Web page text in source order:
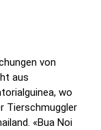
von
aus
wo
Tierschmuggler
«Bua Noi